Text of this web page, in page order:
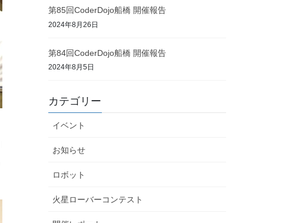
第85回CoderDojo船橋 開催報告
2024年8月26日
第84回CoderDojo船橋 開催報告
2024年8月5日
カテゴリー
イベント
お知らせ
ロボット
火星ローバーコンテスト